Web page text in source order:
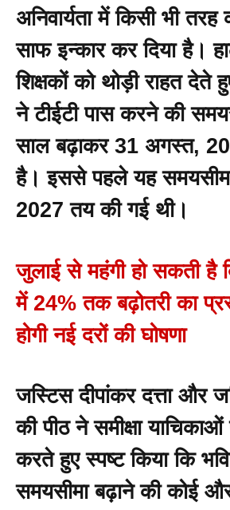
अनिवार्यता में किसी भी
साफ इन्कार कर दिया है।
शिक्षकों को थोड़ी राहत देते
ने टीईटी पास करने की
साल बढ़ाकर 31 अगस्त,
है। इससे पहले यह
2027 तय की गई थी।
जुलाई से महंगी हो सकती है
में 24% तक बढ़ोतरी का
होगी नई दरों की घोषणा
जस्टिस दीपांकर दत्ता और
की पीठ ने समीक्षा
करते हुए स्पष्ट किया कि
समयसीमा बढ़ाने की कोई